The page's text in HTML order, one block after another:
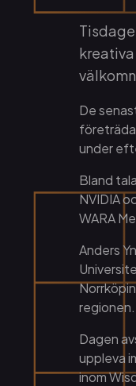
De
under
Bland
NVIDIA
WARA
Anders
regionen.
Dagen
uppleva
inom